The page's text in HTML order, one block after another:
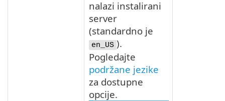
nalazi instalirani
server
(standardno je
en_US ).
Pogledajte
podržane jezike
za dostupne
opcije.